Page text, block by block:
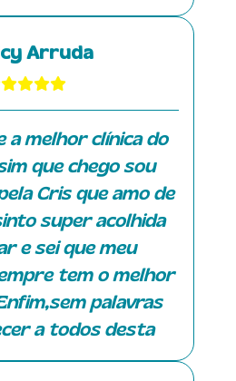
muito qualificada
nutracêuticos,
produtos naturais e
contribuindo
da qualidade
nossos peludos.
Tommy começou a
de fisioterapia e as
tem sido bem
semana ele fez
acupuntura com a
bem tranquilo
Arruda
a melhor clínica do
que chego sou
Cris que amo de
super acolhida
e sei que meu
tem o melhor
palavras
a todos desta